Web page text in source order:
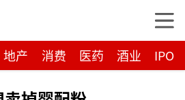
地产 消费 医药 酒业 IPO